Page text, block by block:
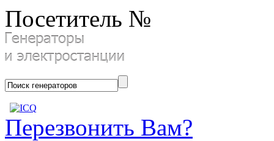
Посетитель №
Перезвонить Вам?